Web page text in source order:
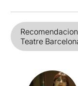
Teatre